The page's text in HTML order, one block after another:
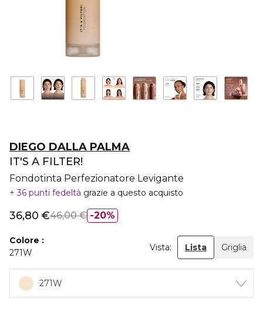
DIEGO DALLA PALMA
IT'S A FILTER!
Fondotinta Perfezionatore Levigante
36 punti fedeltà grazie a questo acquisto
20%
36,80 €46,00 €
Colore
271W
Vista: Lista Griglia
271W